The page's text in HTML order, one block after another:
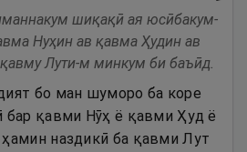
шиқақӣ ая юсӣбакум-
Нуҳин ав қавма Ҳудин ав
Лути-м минкум би баъӣд.
бо ман шуморо ба коре
бар қавми Нӯҳ ё қавми Ҳуд ё
наздикӣ ба қавми Лут